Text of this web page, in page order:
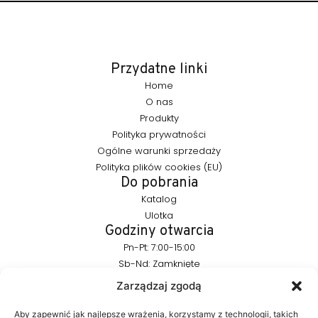
Zarządzaj zgodą
Aby zapewnić jak najlepsze wrażenia, korzystamy z technologii, takich
Przydatne linki
Home
O nas
Produkty
Polityka prywatności
Ogólne warunki sprzedaży
Polityka plików cookies (EU)
Do pobrania
Katalog
Ulotka
Godziny otwarcia
Pn-Pt: 7:00-15:00
Sb-Nd: Zamknięte
Pozostańmy w kontakcie
info@furnika.pl
+48 (77) 544 91 28